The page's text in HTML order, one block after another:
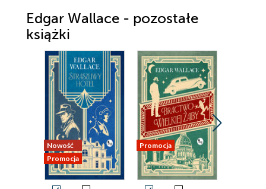
Edgar Wallace - pozostałe
książki
Nowość
Promocja
Promocja